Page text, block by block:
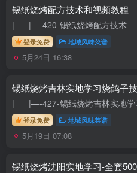
锡纸烧烤配方技术和视频教程
登录免费 地域风味菜谱
5月24日 16:38
锡纸烧烤吉林实地学习烧鸽子
登录免费 地域风味菜谱
5月19日 07:08
锡纸烧烤沈阳实地学习-全套